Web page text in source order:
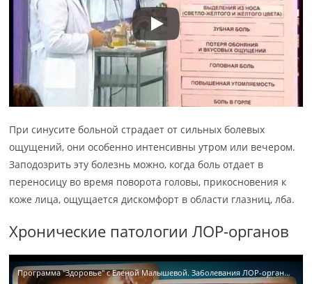
При синусите больной страдает от сильных болевых
ощущений, они особенно интенсивны утром или вечером.
Заподозрить эту болезнь можно, когда боль отдает в
переносицу во время поворота головы, прикосновения к
коже лица, ощущается дискомфорт в области глазниц, лба.
Хронические патологии ЛОР-органов
Программа "Здоровье" с Еленой Малышевой. Заболевания ЛОР-органов — причины головных болей.